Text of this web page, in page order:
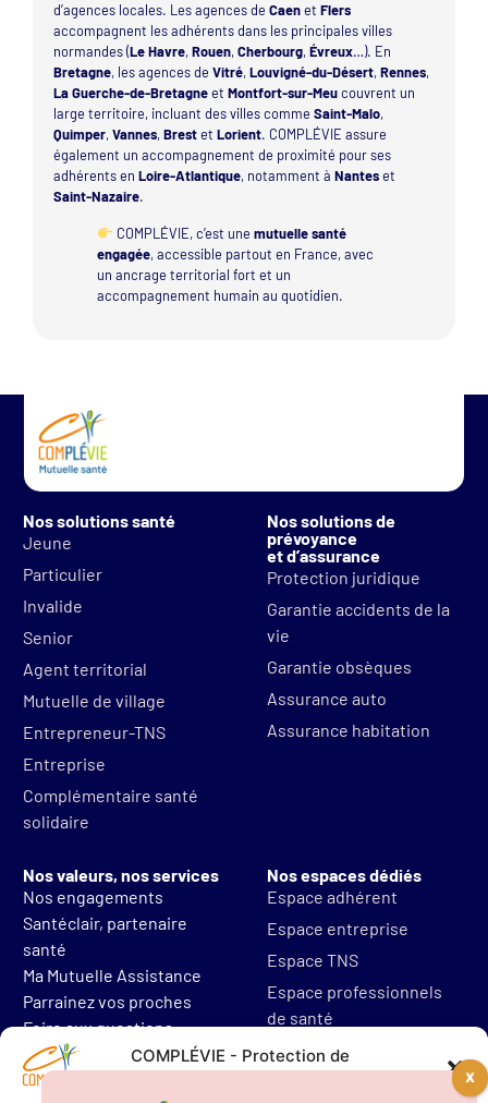
COMPLÉVIE - Protection de
d’agences locales. Les agences deCaenetFlers
accompagnent les adhérents dans les principales villes
normandes (Le Havre,Rouen,Cherbourg,Évreux…). En
Bretagne, les agences deVitré,Louvigné-du-Désert,Rennes,
La Guerche-de-BretagneetMontfort-sur-Meucouvrent un
large territoire, incluant des villes commeSaint-Malo,
Quimper,Vannes,BrestetLorient. COMPLÉVIE assure
également un accompagnement de proximité pour ses
adhérents enLoire-Atlantique, notamment àNanteset
Saint-Nazaire.
COMPLÉVIE, c’est une mutuelle santé
engagée, accessible partout en France, avec
un ancrage territorial fort et un
accompagnement humain au quotidien.
Nos solutions santé
Jeune
Particulier
Invalide
Senior
Agent territorial
Mutuelle de village
Entrepreneur-TNS
Entreprise
Complémentaire santé
solidaire
Nos solutions de
prévoyance
et d’assurance
Protection juridique
Garantie accidents de la
vie
Garantie obsèques
Assurance auto
Assurance habitation
Nos valeurs, nos services
Nos engagements
Santéclair, partenaire
santé
Ma Mutuelle Assistance
Parrainez vos proches
Foire aux questions
Nos espaces dédiés
Espace adhérent
Espace entreprise
Espace TNS
Espace professionnels
de santé
Mentions légales
Protections des données